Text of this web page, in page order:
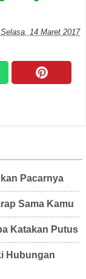
Selasa, 14 Maret 2017
Pacarnya
Sama Kamu
Katakan Putus
Hubungan